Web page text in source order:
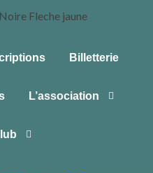
Billetterie
L’association